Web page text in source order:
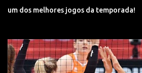
um dos melhores jogos da temporada!